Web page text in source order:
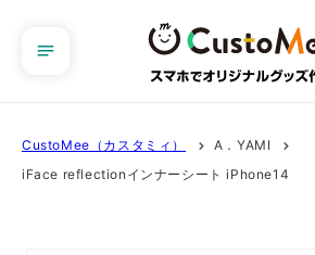
進む
CustoMee（カスタミィ）
A．YAMI
iFace reflectionインナーシート iPhone14